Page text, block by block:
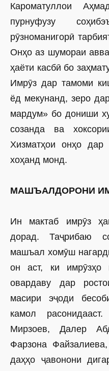
Кароматуллои
пурнуфузу
рӯзноманигорӣ
Онҳо аз шумораи
ҳаёти касбӣ бо
Имрӯз дар тамоми
ёд мекунанд, зеро
мардум» бо дониши
созанда ва
Хизматҳои онҳо дар
хоҳанд монд.
МАШЪАЛДОРОНИ
Ин мактаб имрӯз
дорад. Таҷрибаю
машъал хомӯш
он аст, ки имрӯзҳо
овардаву дар
масири эҷоди
камол
Мирзоев, Далер
Фарзона
даҳҳо ҷавонони